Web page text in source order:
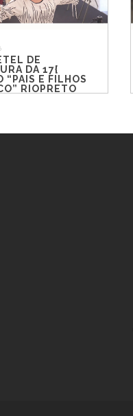
DE
DA 17{
“PAIS E FILHOS
RIOPRETO